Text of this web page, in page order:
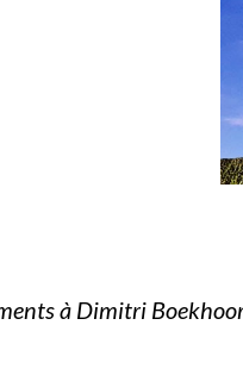
à Dimitri